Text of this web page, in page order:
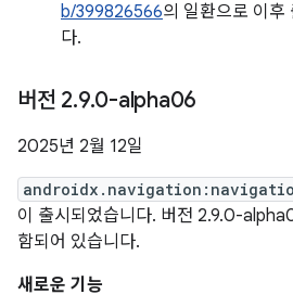
b/399826566의 일환으로 이후
다.
버전 2.9.0-alpha06
2025년 2월 12일
이 출시되었습니다. 버전 2.9.0-
함되어 있습니다.
새로운 기능